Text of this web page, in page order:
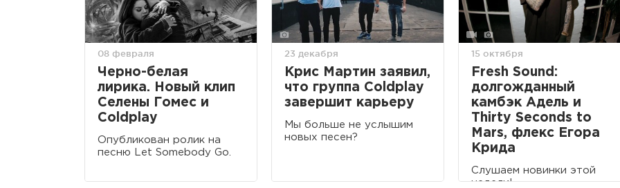
08 февраля
Черно-белая
лирика. Новый клип
Селены Гомес и
Coldplay
Опубликован ролик на
песню Let Somebody Go.
23 декабря
Крис Мартин заявил,
что группа Coldplay
завершит карьеру
Мы больше не услышим
новых песен?
15 октября
Fresh Sound:
долгожданный
камбэк Адель и
Thirty Seconds to
Mars, флекс Егора
Крида
Слушаем новинки этой
недели!